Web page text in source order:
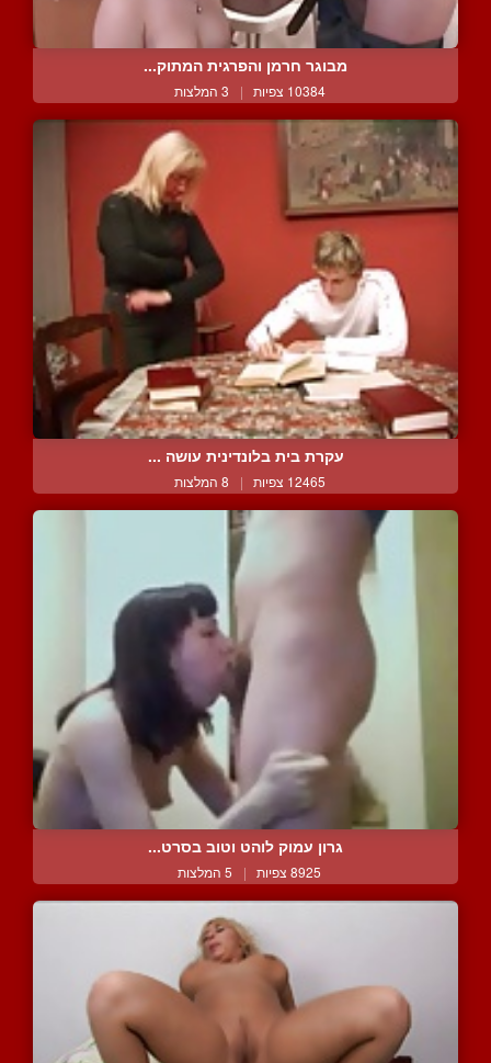
מבוגר חרמן והפרגית המתוק...
10384 צפיות | 3 המלצות
עקרת בית בלונדינית עושה ...
12465 צפיות | 8 המלצות
גרון עמוק לוהט וטוב בסרט...
8925 צפיות | 5 המלצות